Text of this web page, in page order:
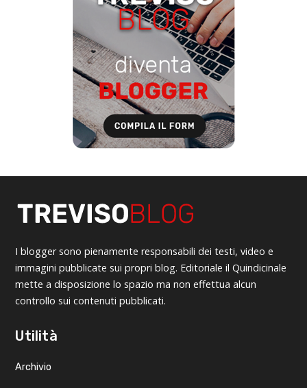
I blogger sono pienamente responsabili dei testi, video e
immagini pubblicate sui propri blog. Editoriale il Quindicinale
mette a disposizione lo spazio ma non effettua alcun
controllo sui contenuti pubblicati.
Utilità
Archivio